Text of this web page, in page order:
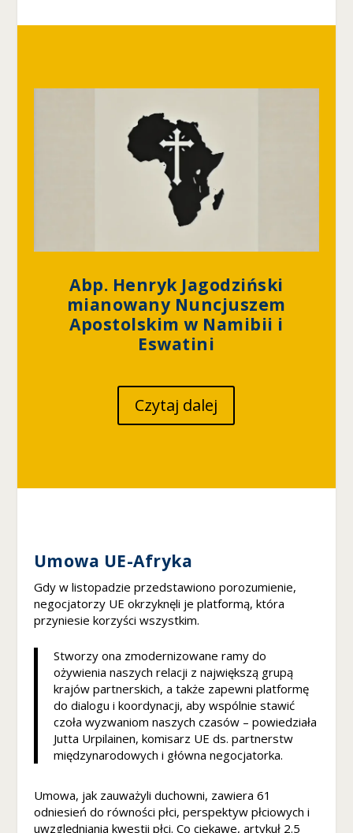
Abp. Henryk Jagodziński
mianowany Nuncjuszem
Apostolskim w Namibii i
Eswatini
Czytaj dalej
Umowa UE-Afryka
Gdy w listopadzie przedstawiono porozumienie,
negocjatorzy UE okrzyknęli je platformą, która
przyniesie korzyści wszystkim.
Stworzy ona zmodernizowane ramy do
ożywienia naszych relacji z największą grupą
krajów partnerskich, a także zapewni platformę
do dialogu i koordynacji, aby wspólnie stawić
czoła wyzwaniom naszych czasów – powiedziała
Jutta Urpilainen, komisarz UE ds. partnerstw
międzynarodowych i główna negocjatorka.
Umowa, jak zauważyli duchowni, zawiera 61
odniesień do równości płci, perspektyw płciowych i
uwzględniania kwestii płci. Co ciekawe, artykuł 2.5
D
ia
e
e
A
z
a
st
r
a
in
a
ja
aj
le
pi
ej
p
o
d
a
s
t